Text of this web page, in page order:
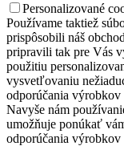
Personalizované
Používame taktiež
prispôsobili náš
pripravili tak pre Vás
použitiu
vysvetľovaniu
odporúčania výrobkov
Navyše nám
umožňuje ponúkať
odporúčania výrobkov